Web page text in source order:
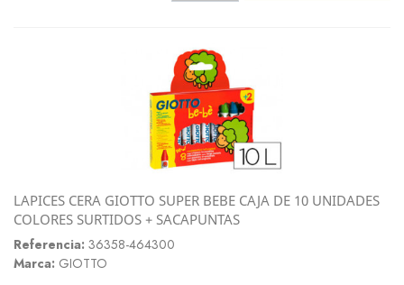
LAPICES CERA GIOTTO SUPER BEBE CAJA DE 10 UNIDADES
COLORES SURTIDOS + SACAPUNTAS
Referencia: 36358-464300
Marca: GIOTTO